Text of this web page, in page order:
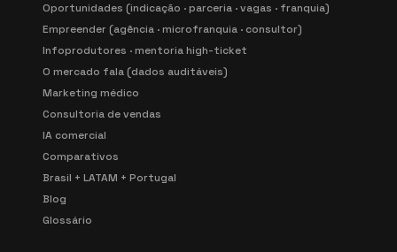
Oportunidades (indicação · parceria · vagas · franquia)
Empreender (agência · microfranquia · consultor)
Infoprodutores · mentoria high-ticket
O mercado fala (dados auditáveis)
Marketing médico
Consultoria de vendas
IA comercial
Comparativos
Brasil + LATAM + Portugal
Blog
Glossário